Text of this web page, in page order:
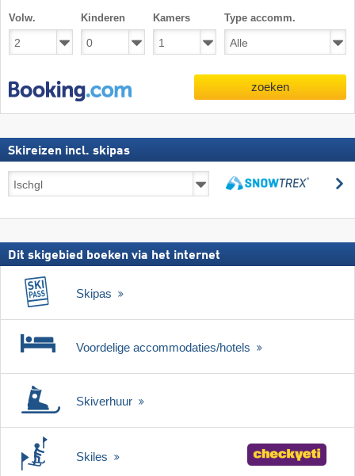
Volw. Kinderen Kamers Type accomm.
zoeken
Skireizen incl. skipas
incl.
Dit skigebied boeken via het internet
Skipas
Voordelige accommodaties/hotels
Skiverhuur
Skiles